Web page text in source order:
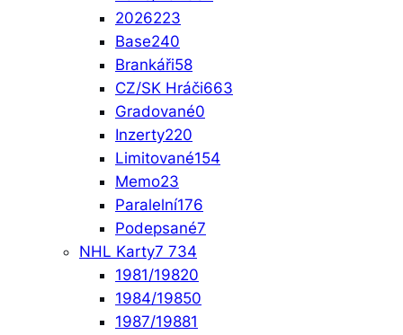
2026223
Base240
Brankáři58
CZ/SK Hráči663
Gradované0
Inzerty220
Limitované154
Memo23
Paralelní176
Podepsané7
NHL Karty7 734
1981/19820
1984/19850
1987/19881